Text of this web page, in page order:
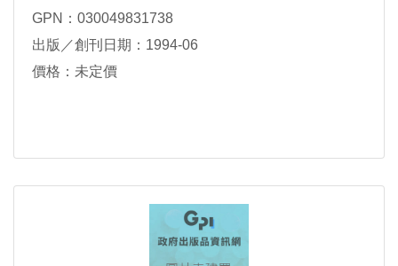
GPN：030049831738
出版／創刊日期：1994-06
價格：未定價